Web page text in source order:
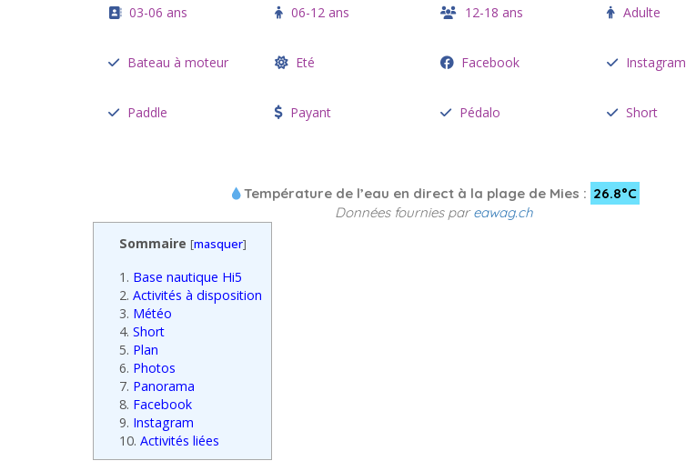
03-06 ans 06-12 ans 12-18 ans Adulte
Bateau à moteur Eté Facebook Instagram
Paddle Payant Pédalo Short
Température de l’eau en direct à la plage de Mies : 26.8°C
Données fournies pareawag.ch
Sommaire [masquer]
1. Base nautique Hi5
2. Activités à disposition
3. Météo
4. Short
5. Plan
6. Photos
7. Panorama
8. Facebook
9. Instagram
10. Activités liées